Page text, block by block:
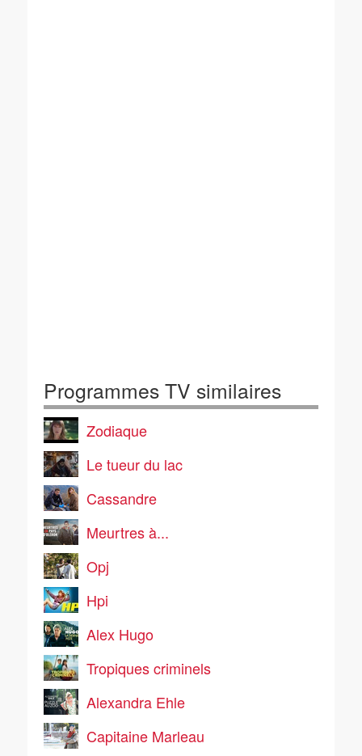
Programmes TV similaires
Zodiaque
Le tueur du lac
Cassandre
Meurtres à...
Opj
Hpi
Alex Hugo
Tropiques criminels
Alexandra Ehle
Capitaine Marleau